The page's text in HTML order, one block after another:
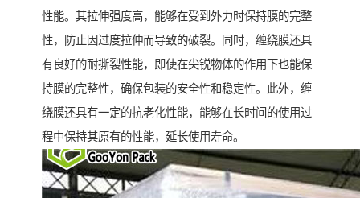
性能。其拉伸强度高，能够在受到外力时保持膜的完整
性，防止因过度拉伸而导致的破裂。同时，缠绕膜还具
有良好的耐撕裂性能，即使在尖锐物体的作用下也能保
持膜的完整性，确保包装的安全性和稳定性。此外，缠
绕膜还具有一定的抗老化性能，能够在长时间的使用过
程中保持其原有的性能，延长使用寿命。